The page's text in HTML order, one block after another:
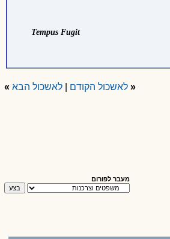
Tempus Fugit
« לאשכול הקודם |לאשכול הבא »
מעבר לפורום